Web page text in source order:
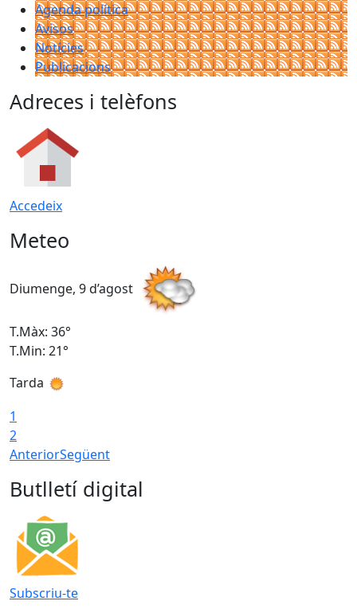
Agenda política
Avisos
Notícies
Publicacions
Adreces i telèfons
Accedeix
Meteo
Diumenge, 9 d’agost
T.Màx: 36°
T.Min: 21°
Tarda
1
2
AnteriorSegüent
Butlletí digital
Subscriu-te